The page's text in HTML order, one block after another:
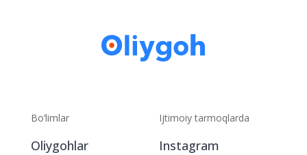
Bo‘limlar
Oliygohlar
Ijtimoiy tarmoqlarda
Instagram